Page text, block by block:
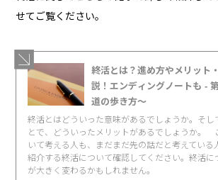
せてご覧ください。
終活とは？進め方やメリット
説！エンディングノートも -
道の歩き方〜
終活とはどういった意味があるでしょうか。そし
とで、どういったメリットがあるでしょうか。
いて考える人も、まだまだ先の話だと考えている
紹介する終活について確認してください。終活に
が大きく変わるかもしれません。